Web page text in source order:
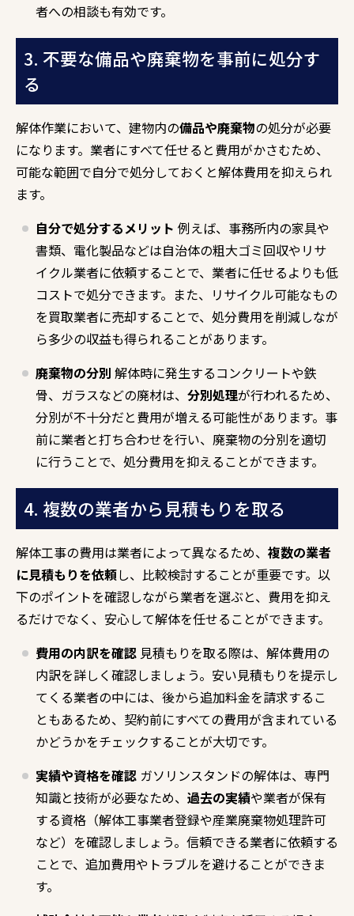
者への相談も有効です。
3. 不要な備品や廃棄物を事前に処分す
る
解体作業において、建物内の備品や廃棄物の処分が必要
になります。業者にすべて任せると費用がかさむため、
可能な範囲で自分で処分しておくと解体費用を抑えられ
ます。
自分で処分するメリット 例えば、事務所内の家具や
書類、電化製品などは自治体の粗大ゴミ回収やリサ
イクル業者に依頼することで、業者に任せるよりも低
コストで処分できます。また、リサイクル可能なもの
を買取業者に売却することで、処分費用を削減しなが
ら多少の収益も得られることがあります。
廃棄物の分別 解体時に発生するコンクリートや鉄
骨、ガラスなどの廃材は、 分別処理が行われるため、
分別が不十分だと費用が増える可能性があります。事
前に業者と打ち合わせを行い、廃棄物の分別を適切
に行うことで、処分費用を抑えることができます。
4. 複数の業者から見積もりを取る
解体工事の費用は業者によって異なるため、 複数の業者
に見積もりを依頼し、比較検討することが重要です。以
下のポイントを確認しながら業者を選ぶと、費用を抑え
るだけでなく、安心して解体を任せることができます。
費用の内訳を確認 見積もりを取る際は、解体費用の
内訳を詳しく確認しましょう。安い見積もりを提示し
てくる業者の中には、後から追加料金を請求するこ
ともあるため、契約前にすべての費用が含まれている
かどうかをチェックすることが大切です。
実績や資格を確認 ガソリンスタンドの解体は、専門
知識と技術が必要なため、 過去の実績や業者が保有
する資格（解体工事業者登録や産業廃棄物処理許可
など）を確認しましょう。信頼できる業者に依頼する
ことで、追加費用やトラブルを避けることができま
す。